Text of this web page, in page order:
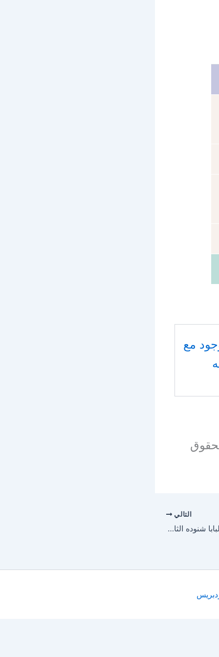
مع
التالي
كتاب الوجود مع الله – البابا شنوده الثالث